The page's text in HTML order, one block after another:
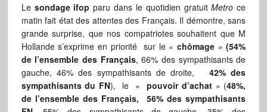
Le sondage ifop paru dans le quotidien gratuitMetro ce
matin fait état des attentes des Français. Il démontre, sans
grande surprise, que nos compatriotes souhaitent que M
Hollande s’exprime en priorité sur le « chômage»(54%
de l’ensemble des Français, 66% des sympathisants de
gauche, 46% des sympathisants de droite, 42% des
sympathisants du FN), le « pouvoir d’achat » (48%,
de l’ensemble des Français, 56% des sympathisants